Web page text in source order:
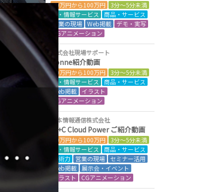
50万円から100万円
3分～5分未満
IT・情報サービス
商品・サービス
営業の現場 Web掲載
デモ・実写
CGアニメーション
株式会社現場サポート
Conne紹介動画
50万円から100万円
3分～5分未満
IT・情報サービス
商品・サービス
Web掲載
イラスト
CGアニメーション
日本情報通信株式会社
NI+C Cloud Power ご紹介動画
50万円から100万円
3分～5分未満
IT・情報サービス
商品・サービス
技術力
営業の現場
セミナー活用
Web掲載
展示会・イベント
イラスト
CGアニメーション